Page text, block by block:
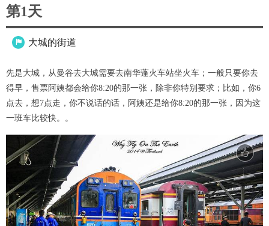
第1天
 大城的街道
先是大城，从曼谷去大城需要去南华蓬火车站坐火车；一般只要你去
得早，售票阿姨都会给你8:20的那一张，除非你特别要求；比如，你6
点去，想7点走，你不说话的话，阿姨还是给你8:20的那一张，因为这
一班车比较快。。